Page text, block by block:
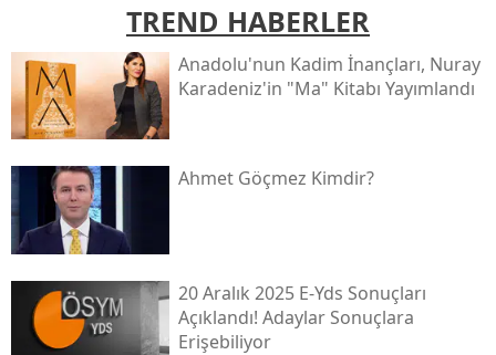
TREND HABERLER
Anadolu'nun Kadim İnançları, Nuray
Karadeniz'in "ma" Kitabı Yayımlandı
Ahmet Göçmez Kimdir?
20 Aralık 2025 E-Yds Sonuçları
Açıklandı! Adaylar Sonuçlara
Erişebiliyor